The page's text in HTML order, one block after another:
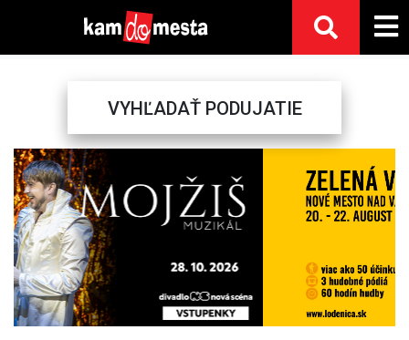
VYHĽADAŤ PODUJATIE
Previous